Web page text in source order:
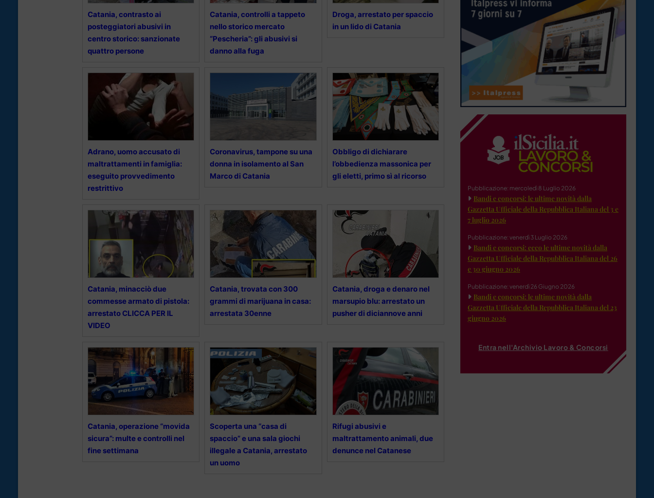
Catania, contrasto ai
posteggiatori abusivi in
centro storico: sanzionate
quattro persone
Catania, controlli a tappeto
nello storico mercato
“Pescheria”: gli abusivi si
danno alla fuga
Droga, arrestato per spaccio
in un lido di Catania
Adrano, uomo accusato di
maltrattamenti in famiglia:
eseguito provvedimento
restrittivo
Coronavirus, tampone su una
donna in isolamento al San
Marco di Catania
Obbligo di dichiarare
l’obbedienza massonica per
gli eletti, primo sì al ricorso
Catania, minacciò due
commesse armato di pistola:
arrestato CLICCA PER IL
VIDEO
Catania, trovata con 300
grammi di marijuana in casa:
arrestata 30enne
Catania, droga e denaro nel
marsupio blu: arrestato un
pusher di diciannove anni
Catania, operazione “movida
sicura”: multe e controlli nel
fine settimana
Scoperta una “casa di
spaccio” e una sala giochi
illegale a Catania, arrestato
un uomo
Rifugi abusivi e
maltrattamento animali, due
denunce nel Catanese
Pubblicazione: mercoledì 8 Luglio 2026
Bandi e concorsi: le ultime novità dalla
Gazzetta Ufficiale della Repubblica Italiana del 3 e
7 luglio 2026
Pubblicazione: venerdì 3 Luglio 2026
Bandi e concorsi: ecco le ultime novità dalla
Gazzetta Ufficiale della Repubblica Italiana del 26
e 30 giugno 2026
Pubblicazione: venerdì 26 Giugno 2026
Bandi e concorsi: le ultime novità dalla
Gazzetta Ufficiale della Repubblica Italiana del 23
giugno 2026
Entra nell'Archivio Lavoro & Concorsi